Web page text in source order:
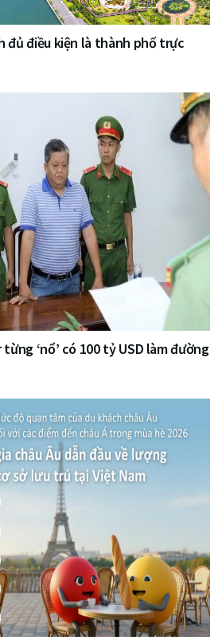
đủ điều kiện là thành phố trực
‘nổ’ có 100 tỷ USD làm đường